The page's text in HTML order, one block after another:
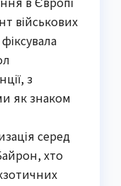
військових
з
як знаком
серед
хто